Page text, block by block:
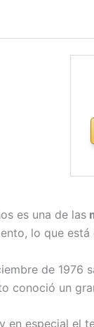
es una de las
lo que
de 1976
conoció un
en especial el